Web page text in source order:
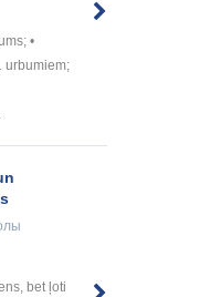
•
urbumiem;
bet ļoti